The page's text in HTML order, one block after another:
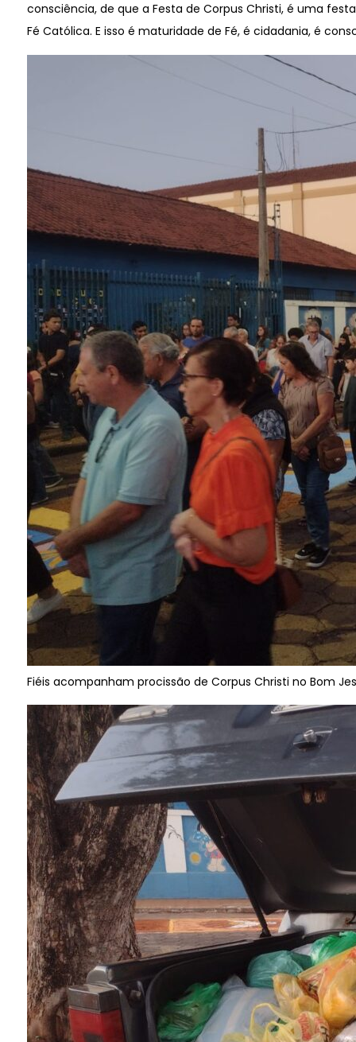
consciência, de que a Festa de Corpus Christi, é uma
Fé Católica. E isso é maturidade de Fé, é cidadania, é
Fiéis acompanham procissão de Corpus Christi no Bom